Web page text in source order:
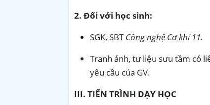
2. Đối với học sinh:
SGK, SBTCông nghệ Cơ khí 11.
Tranh ảnh, tư liệu sưu tầm có
yêu cầu của GV.
III. TIẾN TRÌNH DẠY HỌC